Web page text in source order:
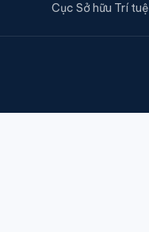
Cục Sở hữu Trí tuệ